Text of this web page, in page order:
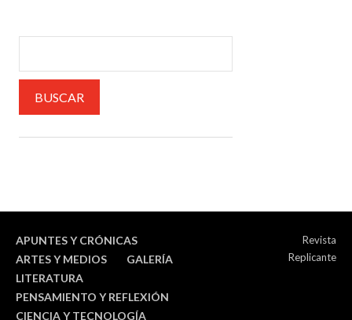
APUNTES Y CRÓNICAS
ARTES Y MEDIOS
GALERÍA
LITERATURA
PENSAMIENTO Y REFLEXIÓN
CIENCIA Y TECNOLOGÍA
Revista
Replicante